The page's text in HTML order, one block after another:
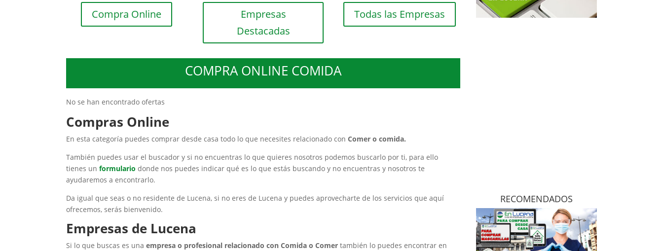
Compra Online
Empresas
Destacadas
Todas las Empresas
COMPRA ONLINE COMIDA
No se han encontrado ofertas
Compras Online
En esta categoría puedes comprar desde casa todo lo que necesites relacionado conComer o comida.
También puedes usar el buscador y si no encuentras lo que quieres nosotros podemos buscarlo por ti, para ello
tienes unformulario donde nos puedes indicar qué es lo que estás buscando y no encuentras y nosotros te
ayudaremos a encontrarlo.
Da igual que seas o no residente de Lucena, si no eres de Lucena y puedes aprovecharte de los servicios que aquí
ofrecemos, serás bienvenido.
Empresas de Lucena
Si lo que buscas es unaempresa o profesional relacionado con Comida o Comer también lo puedes encontrar en
RECOMENDADOS